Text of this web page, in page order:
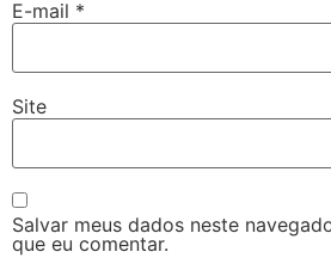
E-mail *
Site
Salvar meus dados neste
que eu comentar.